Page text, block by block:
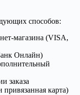
способов:
магазина (VISA,
Онлайн)
заказа
карта)